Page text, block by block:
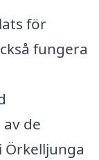
för
fungera
de